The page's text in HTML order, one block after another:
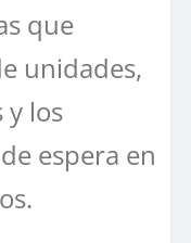
que
unidades,
y los
espera en